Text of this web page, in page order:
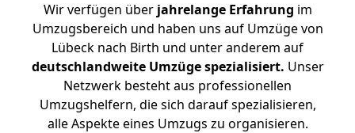
Wir verfügen überjahrelange Erfahrung im
Umzugsbereich und haben uns auf Umzüge von
Lübeck nach Birth und unter anderem auf
deutschlandweite Umzüge spezialisiert. Unser
Netzwerk besteht aus professionellen
Umzugshelfern, die sich darauf spezialisieren,
alle Aspekte eines Umzugs zu organisieren.